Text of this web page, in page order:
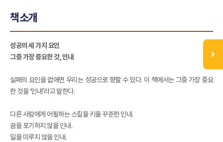
책소개
성공의 세 가지 요인
그중 가장 중요한 것, 인내
실패의 요인을 없애면 우리는 성공으로 향할 수 있다. 이 책에서는 그중 가장 중요
한 것을 ‘인내’라고 말한다.
다른 사람에게 어필하는 스킬을 키울 꾸준한 인내.
꿈을 포기하지 않을 인내.
일을 미루지 않을 인내.